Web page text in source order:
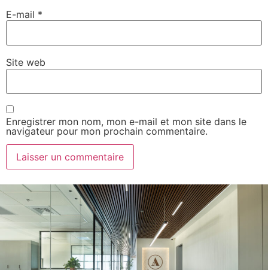
E-mail *
Site web
Enregistrer mon nom, mon e-mail et mon site dans le
navigateur pour mon prochain commentaire.